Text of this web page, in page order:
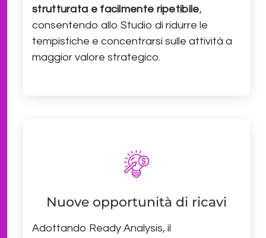
strutturata e facilmente ripetibile,
consentendo allo Studio di ridurre le
tempistiche e concentrarsi sulle attività a
maggior valore strategico.
Nuove opportunità di ricavi
Adottando Ready Analysis, il